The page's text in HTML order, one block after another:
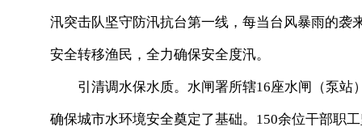
汛突击队坚守防汛抗台第一线，每当台风暴雨的
安全转移渔民，全力确保安全度汛。
引清调水保水质。水闸署所辖16座水闸（泵站
确保城市水环境安全奠定了基础。150余位干部职